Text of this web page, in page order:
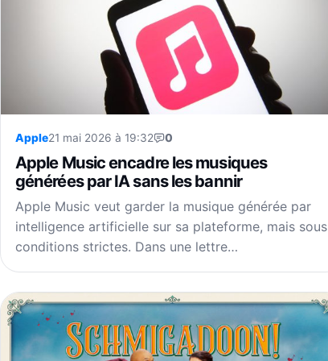
Apple21 mai 2026 à 19:32 0
Apple Music encadre les musiques
générées par IA sans les bannir
Apple Music veut garder la musique générée par
intelligence artificielle sur sa plateforme, mais sous
conditions strictes. Dans une lettre…